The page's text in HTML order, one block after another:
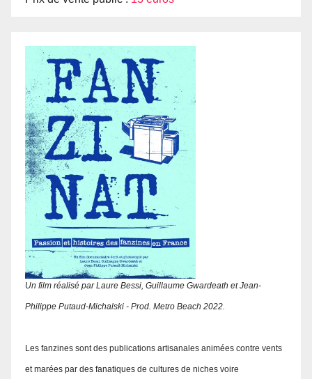
Un film réalisé par Laure Bessi, Guillaume Gwardeath et Jean-
Philippe Putaud-Michalski - Prod. Metro Beach 2022.
Les fanzines sont des publications artisanales animées contre vents
et marées par des fanatiques de cultures de niches voire